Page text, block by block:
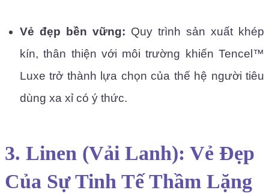
Vẻ đẹp bền vững: Quy trình sản xuất khép
kín, thân thiện với môi trường khiến Tencel™
Luxe trở thành lựa chọn của thế hệ người tiêu
dùng xa xỉ có ý thức.
3. Linen (Vải Lanh): Vẻ Đẹp
Của Sự Tinh Tế Thầm Lặng